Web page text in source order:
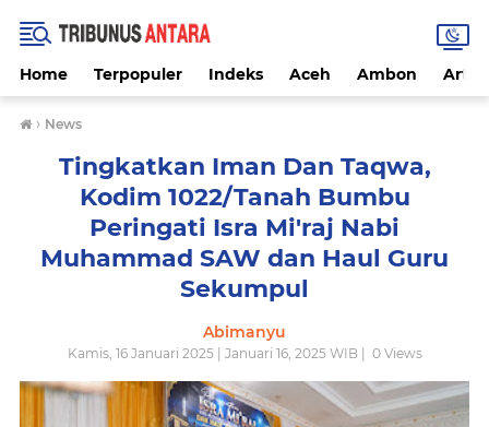
Home Terpopuler Indeks Aceh Ambon
› News
Tingkatkan Iman Dan Taqwa,
Kodim 1022/Tanah Bumbu
Peringati Isra Mi'raj Nabi
Muhammad SAW dan Haul Guru
Sekumpul
Abimanyu
Kamis, 16 Januari 2025 | Januari 16, 2025 WIB | 0Views